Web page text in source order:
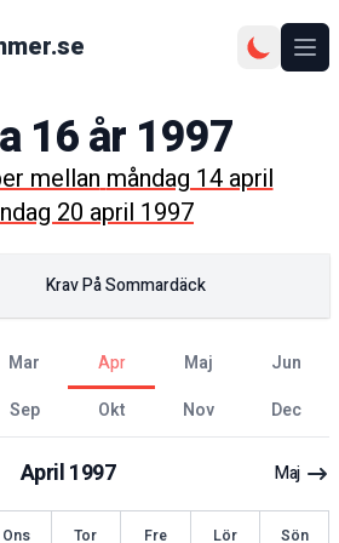
16år 1997
mellanmåndag 14 april
20 april 1997
Krav På Sommardäck
mar apr maj
jun
sep okt nov dec
April1997 Maj
Ons Tor Fre Lör Sön